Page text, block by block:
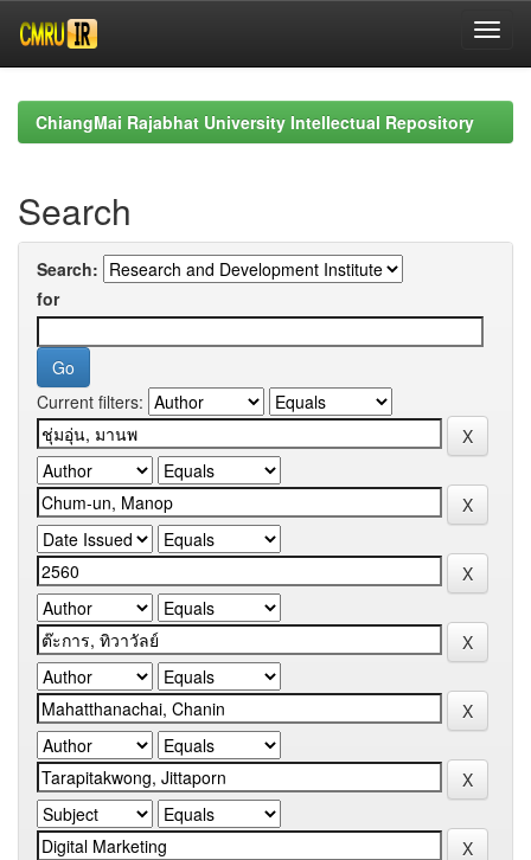
navigationChiangMai Rajabhat University Intellectual Repository
Search
Search:
for
Current filters: